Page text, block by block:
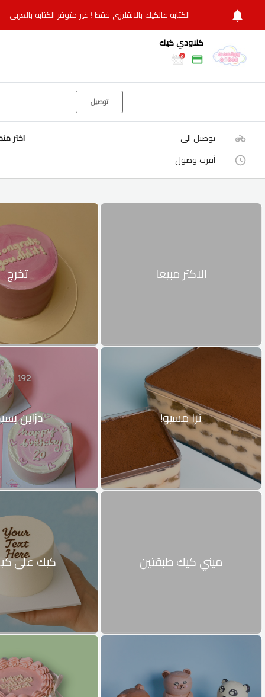
الكتابه عالكيك بالانقليزي فقط ! غير متوفر الكتابه بالعربي
كلاودي كيك
توصيل
توصيل الى اختر
أقرب وصول
الاكثر مبيعا تخرج
ترا مسيو! دزاين
ميني كيك طبقتين كيك على